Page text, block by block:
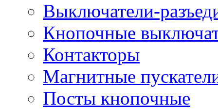
Выключатели-
Кнопочные
Контакторы
Магнитные
Посты кнопочные